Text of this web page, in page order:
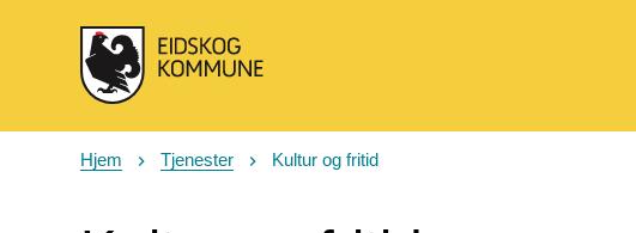
Eidskog kommune
Du er her:
Hjem Tjenester Kultur og fritid